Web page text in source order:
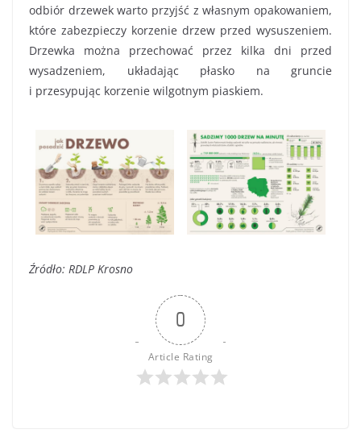
odbiór drzewek warto przyjść z własnym opakowaniem,
które zabezpieczy korzenie drzew przed wysuszeniem.
Drzewka można przechować przez kilka dni przed
wysadzeniem, układając płasko na gruncie
i przesypując korzenie wilgotnym piaskiem.
Źródło: RDLP Krosno
0
Article Rating